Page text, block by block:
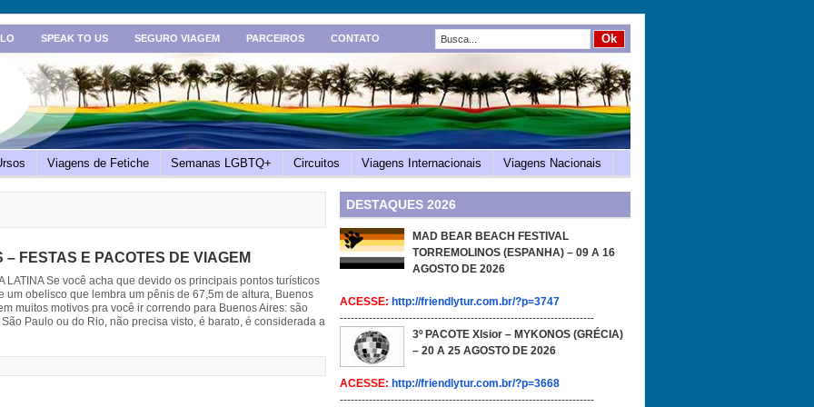
SPEAK TO US SEGURO VIAGEM PARCEIROS CONTATO
Viagens de Fetiche Semanas LGBTQ+ Circuitos Viagens Internacionais Viagens Nacionais
FESTAS E PACOTES DE VIAGEM
LATINA Se você acha que devido os principais pontos turísticos
um obelisco que lembra um pênis de 67,5m de altura, Buenos
muitos motivos pra você ir correndo para Buenos Aires: são
Paulo ou do Rio, não precisa visto, é barato, é considerada a
DESTAQUES 2026
MAD BEAR BEACH FESTIVAL
TORREMOLINOS (ESPANHA) – 09 A 16
AGOSTO DE 2026
ACESSE: http://friendlytur.com.br/?p=3747
----------------------------------------------------------------------
3º PACOTE Xlsior – MYKONOS (GRÉCIA)
– 20 A 25 AGOSTO DE 2026
ACESSE: http://friendlytur.com.br/?p=3668
----------------------------------------------------------------------